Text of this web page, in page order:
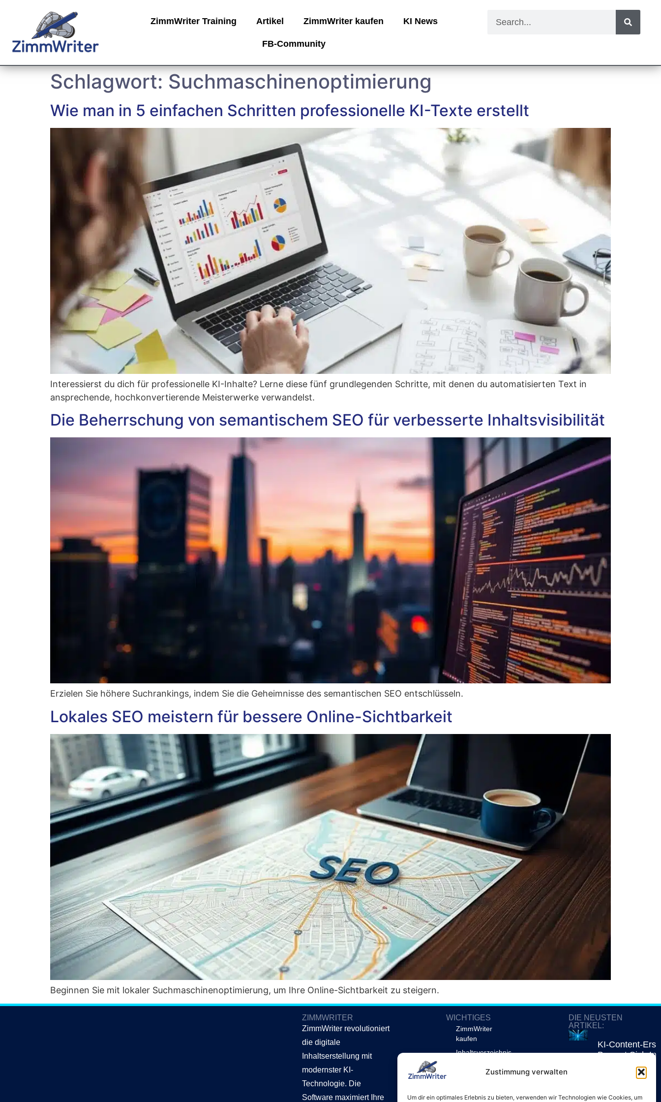
Zustimmung verwalten
Um dir ein optimales Erlebnis zu bieten, verwenden wir Technologien wie Cookies, um
ZimmWriter Training Artikel ZimmWriter kaufen KI News
FB-Community
Schlagwort: Suchmaschinenoptimierung
Wie man in 5 einfachen Schritten professionelle KI-Texte erstellt
Inter­es­sierst du dich für pro­fes­sio­nel­le KI-Inhal­te? Ler­ne die­se fünf grund­le­gen­den Schrit­te, mit denen du auto­ma­ti­sier­ten Text in
anspre­chen­de, hoch­kon­ver­tie­ren­de Meis­ter­wer­ke verwandelst.
Die Beherrschung von semantischem SEO für verbesserte Inhaltsvisibilität
Erzie­len Sie höhe­re Such­ran­kings, indem Sie die Geheim­nis­se des seman­ti­schen SEO entschlüsseln.
Lokales SEO meistern für bessere Online-Sichtbarkeit
Begin­nen Sie mit loka­ler Such­ma­schi­nen­op­ti­mie­rung, um Ihre Online-Sicht­bar­keit zu steigern.
ZIMMWRITER
ZimmWriter revolutioniert
die digitale
Inhaltserstellung mit
modernster KI-
Technologie. Die
Software maximiert Ihre
WICHTIGES
ZimmWriter
kaufen
Inhaltsverzeichnis
Kontakt
DIE NEUSTEN
ARTIKEL:
KI-Content-
Bewegt Sich In
Reuters Digital